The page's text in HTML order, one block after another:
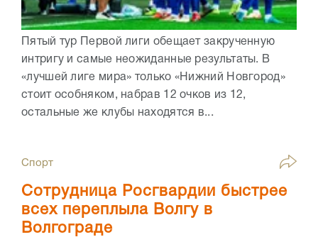
Пятый тур Первой лиги обещает закрученную
интригу и самые неожиданные результаты. В
«лучшей лиге мира» только «Нижний Новгород»
стоит особняком, набрав 12 очков из 12,
остальные же клубы находятся в...
Спорт
Сотрудница Росгвардии быстрее
всех переплыла Волгу в
Волгограде